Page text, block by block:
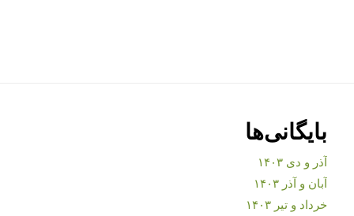
بایگانی‌ها
آذر و دی ۱۴۰۳
آبان و آذر ۱۴۰۳
خرداد و تیر ۱۴۰۳